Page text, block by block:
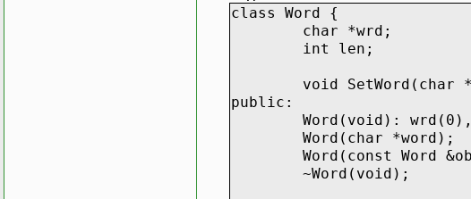
class Word {
char *wrd;
int len;
void SetWord(char
public:
Word(void):
Word(char *word);
Word(const Word
~Word(void);